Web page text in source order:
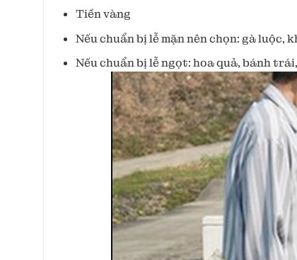
Tiền vàng
Nếu chuẩn bị lễ mặn nên chọn: gà luộc,
Nếu chuẩn bị lễ ngọt: hoa quả, bánh